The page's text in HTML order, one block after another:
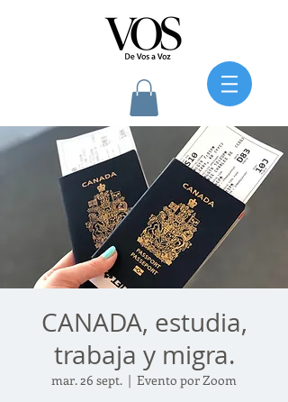
CANADA, estudia,
trabaja y migra.
mar. 26 sept.
  |
Evento por Zoom